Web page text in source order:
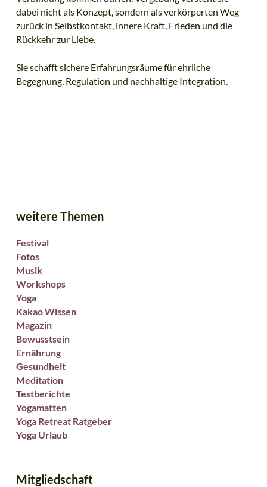
dabei nicht als Konzept, sondern als verkörperten Weg
zurück in Selbstkontakt, innere Kraft, Frieden und die
Rückkehr zur Liebe.
Sie schafft sichere Erfahrungsräume für ehrliche
Begegnung, Regulation und nachhaltige Integration.
weitere Themen
Festival
Fotos
Musik
Workshops
Yoga
Kakao Wissen
Magazin
Bewusstsein
Ernährung
Gesundheit
Meditation
Testberichte
Yogamatten
Yoga Retreat Ratgeber
Yoga Urlaub
Mitgliedschaft